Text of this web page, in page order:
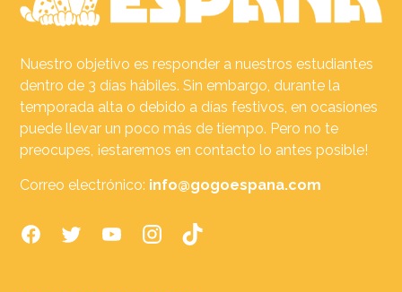
Nuestro objetivo es responder a nuestros estudiantes
dentro de 3 días hábiles. Sin embargo, durante la
temporada alta o debido a días festivos, en ocasiones
puede llevar un poco más de tiempo. Pero no te
preocupes, ¡estaremos en contacto lo antes posible!
Correo electrónico: info@gogoespana.com